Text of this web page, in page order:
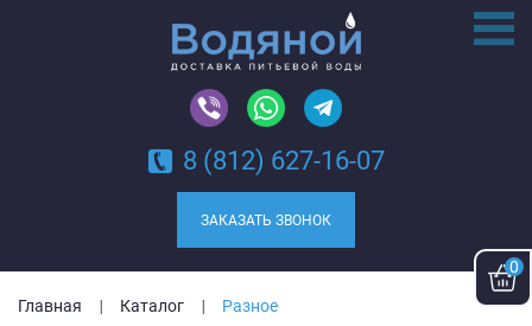
0
8 (812) 627-16-07
ЗАКАЗАТЬ ЗВОНОК
Главная Каталог Разное